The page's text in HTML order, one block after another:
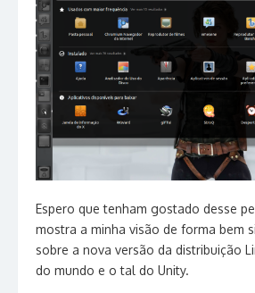
Espero que tenham gostado desse
mostra a minha visão de forma bem
sobre a nova versão da distribuição
do mundo e o tal do Unity.